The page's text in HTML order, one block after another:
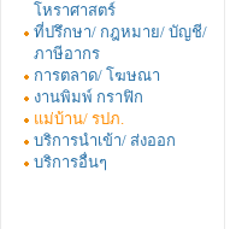
โหราศาสตร์
ที่ปรึกษา/ กฎหมาย/ บัญชี/
ภาษีอากร
การตลาด/ โฆษณา
งานพิมพ์ กราฟิก
แม่บ้าน/ รปภ.
บริการนำเข้า/ ส่งออก
บริการอื่นๆ